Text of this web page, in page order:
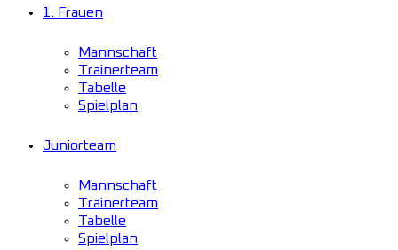
1. Frauen
Mannschaft
Trainerteam
Tabelle
Spielplan
Juniorteam
Mannschaft
Trainerteam
Tabelle
Spielplan